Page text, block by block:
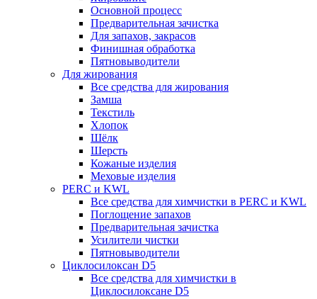
Основной процесс
Предварительная зачистка
Для запахов, закрасов
Финишная обработка
Пятновыводители
Для жирования
Все средства для жирования
Замша
Текстиль
Хлопок
Шёлк
Шерсть
Кожаные изделия
Меховые изделия
PERC и KWL
Все средства для химчистки в PERC и KWL
Поглощение запахов
Предварительная зачистка
Усилители чистки
Пятновыводители
Циклосилоксан D5
Все средства для химчистки в
Циклосилоксане D5